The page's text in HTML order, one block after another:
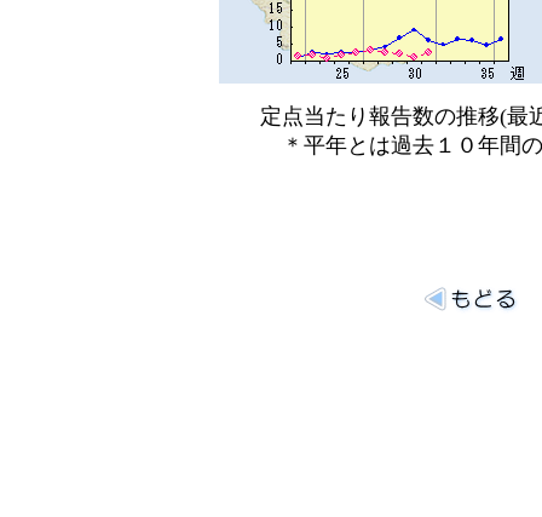
定点当たり報告数の推移(最
＊平年とは過去１０年間の